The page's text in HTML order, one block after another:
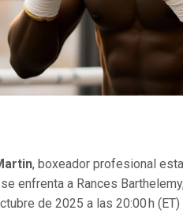
, boxeador profesional
se enfrenta a Rances Barthelemy
de 2025 a las 20:00 h (ET)